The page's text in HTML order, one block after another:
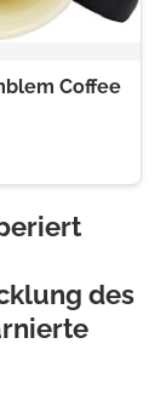
Coffee
des